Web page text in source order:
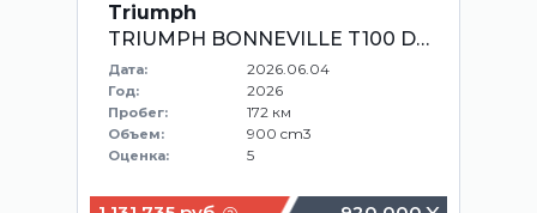
Triumph
TRIUMPH BONNEVILLE T100 DGJ900
Дата: 2026.06.04
Год: 2026
Пробег: 172 км
Объем: 900 cm3
Оценка: 5